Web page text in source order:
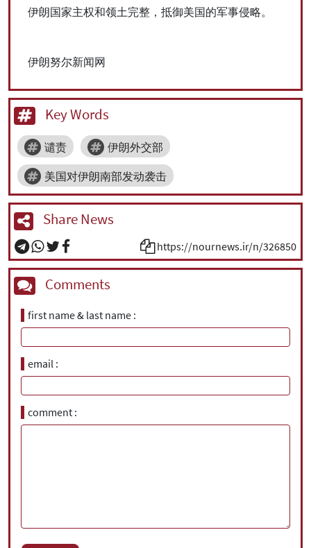
伊朗国家主权和领土完整，抵御美国的军事侵略。
伊朗努尔新闻网
Key Words
谴责 伊朗外交部
美国对伊朗南部发动袭击
Share News
https://nournews.ir/n/326850
Comments
first name & last name
email
comment